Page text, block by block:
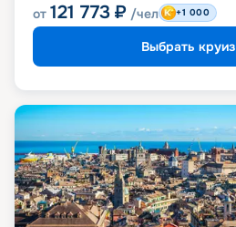
от 121 773 ₽ /чел +1 000
Выбрать круиз